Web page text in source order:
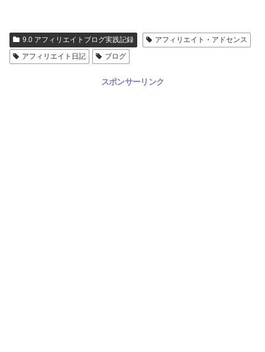
9.0 アフィリエイトブログ実践記録
アフィリエイト・アドセンス
アフィリエイト日記
ブログ
スポンサーリンク